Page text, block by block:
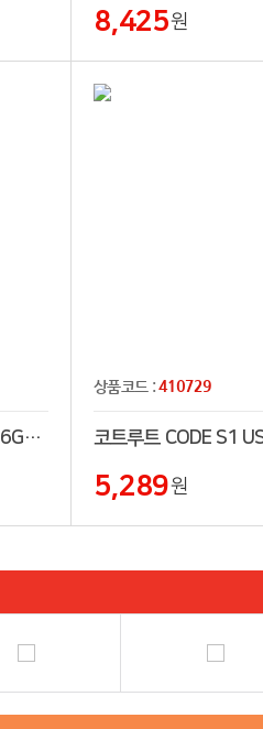
8,425원
코트루트 CODE S1 USB 3.0 (16GB~256GB)
상품코드 :410729
5,289원